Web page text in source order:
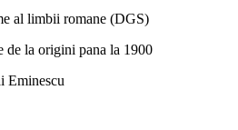
al limbii romane (DGS)
la origini pana la 1900
Eminescu